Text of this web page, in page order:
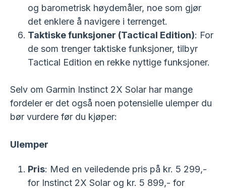
og barometrisk høydemåler, noe som gjør
det enklere å navigere i terrenget.
Taktiske funksjoner (Tactical Edition): For
de som trenger taktiske funksjoner, tilbyr
Tactical Edition en rekke nyttige funksjoner.
Selv om Garmin Instinct 2X Solar har mange
fordeler er det også noen potensielle ulemper du
bør vurdere før du kjøper:
Ulemper
Pris: Med en veiledende pris på kr. 5 299,-
for Instinct 2X Solar og kr. 5 899,- for